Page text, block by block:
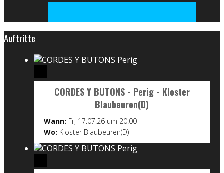
Auftritte
CORDES Y BUTONS - Perig - Kloster
Blaubeuren(D)
Wann: Fr, 17.07.26 um 20:00
Wo: Kloster Blaubeuren(D)